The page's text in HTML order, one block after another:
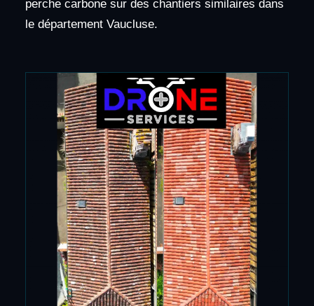
perche carbone sur des chantiers similaires dans
le département Vaucluse.